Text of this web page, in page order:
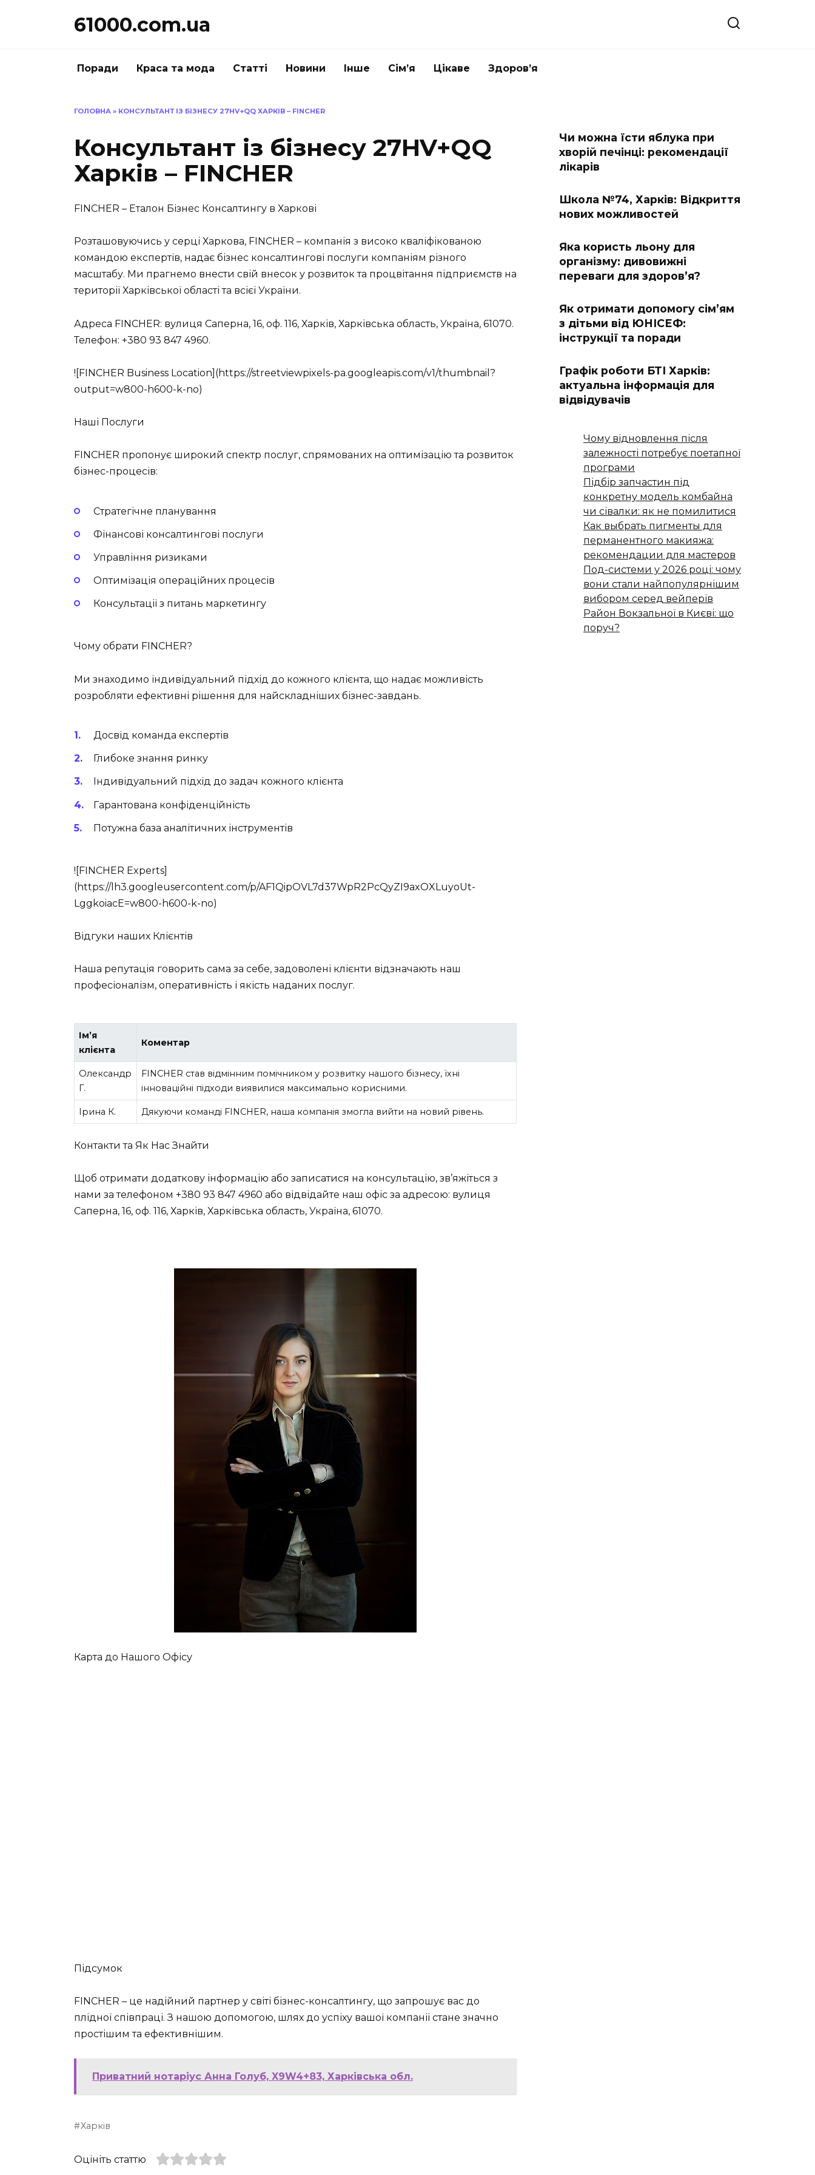
61000.com.ua
Поради Краса та мода Статті Новини Інше Сім’я Цікаве Здоров’я
ГОЛОВНА » КОНСУЛЬТАНТ ІЗ БІЗНЕСУ 27HV+QQ ХАРКІВ – FINCHER
Консультант із бізнесу 27HV+QQ
Харків – FINCHER
FINCHER – Еталон Бізнес Консалтингу в Харкові
Розташовуючись у серці Харкова, FINCHER – компанія з високо кваліфікованою
командою експертів, надає бізнес консалтингові послуги компаніям різного
масштабу. Ми прагнемо внести свій внесок у розвиток та процвітання підприємств на
території Харківської області та всієї України.
Адреса FINCHER: вулиця Саперна, 16, оф. 116, Харків, Харківська область, Україна, 61070.
Телефон: +380 93 847 4960.
![FINCHER Business Location](https://streetviewpixels-pa.googleapis.com/v1/thumbnail?
output=w800-h600-k-no)
Наші Послуги
FINCHER пропонує широкий спектр послуг, спрямованих на оптимізацію та розвиток
бізнес-процесів:
Стратегічне планування
Фінансові консалтингові послуги
Управління ризиками
Оптимізація операційних процесів
Консультації з питань маркетингу
Чому обрати FINCHER?
Ми знаходимо індивідуальний підхід до кожного клієнта, що надає можливість
розробляти ефективні рішення для найскладніших бізнес-завдань.
Досвід команда експертів
Глибоке знання ринку
Індивідуальний підхід до задач кожного клієнта
Гарантована конфіденційність
Потужна база аналітичних інструментів
![FINCHER Experts]
(https://lh3.googleusercontent.com/p/AF1QipOVL7d37WpR2PcQyZI9axOXLuyoUt-
LggkoiacE=w800-h600-k-no)
Відгуки наших Клієнтів
Наша репутація говорить сама за себе, задоволені клієнти відзначають наш
професіоналізм, оперативність і якість наданих послуг.
Ім’я
клієнта
Коментар
Олександр
Г.
FINCHER став відмінним помічником у розвитку нашого бізнесу, їхні
інноваційні підходи виявилися максимально корисними.
Ірина К. Дякуючи команді FINCHER, наша компанія змогла вийти на новий рівень.
Контакти та Як Нас Знайти
Щоб отримати додаткову інформацію або записатися на консультацію, зв’яжіться з
нами за телефоном +380 93 847 4960 або відвідайте наш офіс за адресою: вулиця
Саперна, 16, оф. 116, Харків, Харківська область, Україна, 61070.
Карта до Нашого Офісу
Підсумок
FINCHER – це надійний партнер у світі бізнес-консалтингу, що запрошує вас до
плідної співпраці. З нашою допомогою, шлях до успіху вашої компанії стане значно
простішим та ефективнішим.
Приватний нотаріус Анна Голуб, X9W4+83, Харківська обл.
Харків
Оцініть статтю
Чи можна їсти яблука при
хворій печінці: рекомендації
лікарів
Школа №74, Харків: Відкриття
нових можливостей
Яка користь льону для
організму: дивовижні
переваги для здоров’я?
Як отримати допомогу сім’ям
з дітьми від ЮНІСЕФ:
інструкції та поради
Графік роботи БТІ Харків:
актуальна інформація для
відвідувачів
Чому відновлення після
залежності потребує поетапної
програми
Підбір запчастин під
конкретну модель комбайна
чи сівалки: як не помилитися
Как выбрать пигменты для
перманентного макияжа:
рекомендации для мастеров
Под-системи у 2026 році: чому
вони стали найпопулярнішим
вибором серед вейперів
Район Вокзальної в Києві: що
поруч?